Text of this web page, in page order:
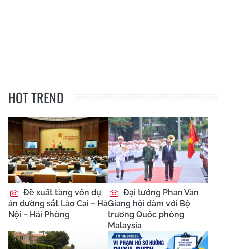
HOT TREND
Đề xuất tăng vốn dự
án đường sắt Lào Cai – Hà
Nội – Hải Phòng
Đại tướng Phan Văn
Giang hội đàm với Bộ
trưởng Quốc phòng
Malaysia